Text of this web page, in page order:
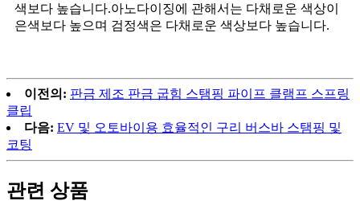
색보다 높습니다.아노다이징에 관해서는 다채로운 색상이
은색보다 높으며 검정색은 다채로운 색상보다 높습니다.
이전의: 판금 제조 판금 굽힘 스탬핑 파이프 클램프 스프링
클립
다음: EV 및 오토바이용 효율적인 구리 버스바 스탬핑 및
코팅
관련 상품